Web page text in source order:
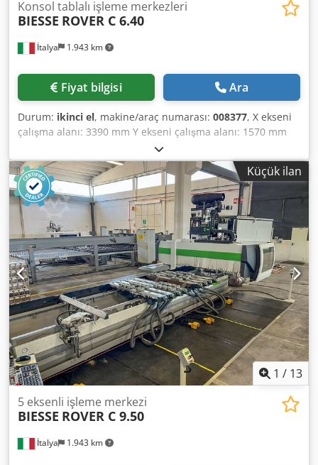
İtalya 1.943 km
Konsol tablalı işleme merkezleri
BIESSE ROVER C 6.40
Fiyat bilgisi Ara
Durum: ikinci el, makine/araç numarası: 008377, X ekseni
çalışma alanı: 3390 mm Y ekseni çalışma alanı: 1570 mm
Çalışma yüzeyi: Vakum konsol sehpalı Dwedpfx Adsx Swb
Aoija Ana iş mili gücü: 13 kW Kontrollü eksen sayısı: 4
eksen Delme mili sayısı: 32 Takım yeri sayısı: 10 Küçük ilan
1 / 13
İtalya 1.943 km
5 eksenli işleme merkezi
BIESSE ROVER C 9.50